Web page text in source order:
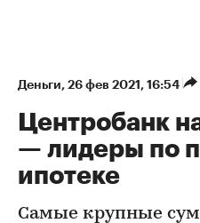
Деньги⁠, 26 фев 2021, 16:54
Центробанк
— лидеры по
ипотеке
Самые крупные